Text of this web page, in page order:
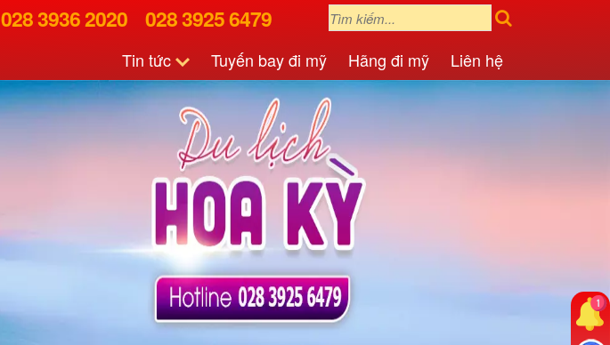
028 3936 2020 028 3925 6479
Tin tức Tuyến bay đi mỹ Hãng đi mỹ Liên hệ